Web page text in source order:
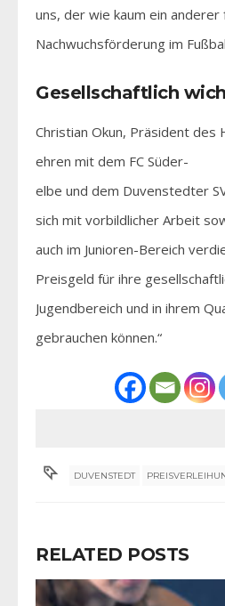
uns, der wie kaum ein anderer
Nachwuchsförderung im
Gesellschaftlich
Christian Okun, Präsident des
ehren mit dem FC Süder-
elbe und dem Duvenstedter
sich mit vorbildlicher Arbeit
auch im Junioren-Bereich
Preisgeld für ihre
Jugendbereich und in ihrem
gebrauchen können.“
DUVENSTEDT
RELATED POSTS